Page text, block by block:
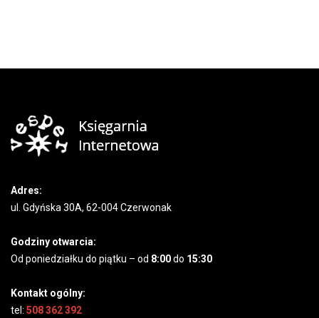
Adres:
ul. Gdyńska 30A, 62-004 Czerwonak
Godziny otwarcia:
Od poniedziałku do piątku – od 8:00do 15:30
Kontakt ogólny:
tel: 508 362 392